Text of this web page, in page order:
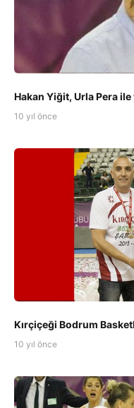
Hakan Yiğit, Urla Pera ile
10 yıl önce
Kırçiçeği Bodrum
10 yıl önce